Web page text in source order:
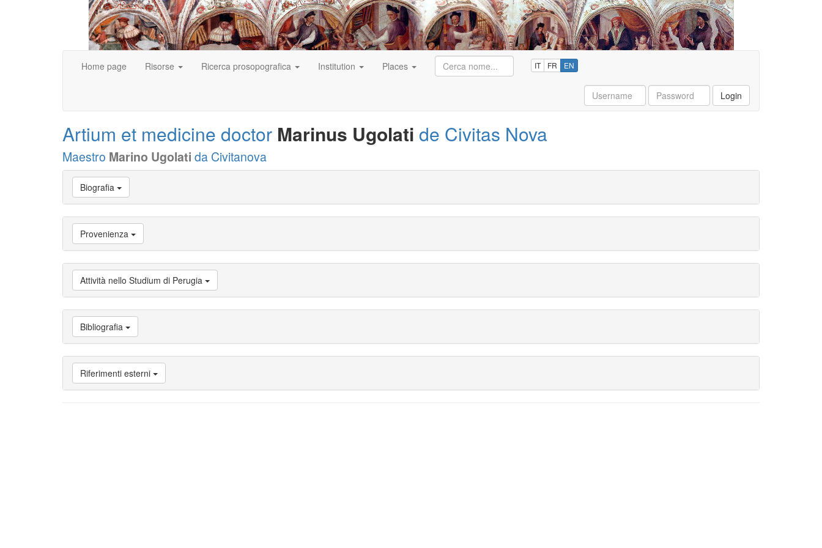
Home page Risorse Ricerca prosopografica Institution Places IT FR EN
Username Password Login
Artium et medicine doctor Marinus Ugolati de Civitas Nova
Maestro Marino Ugolati da Civitanova
Vai
Biografia
Provenienza
Vai
a
Carriera
studente
Vai
a
Attività
nello
Studium
di
Perugia
Vai
Biografia
Provenienza
Attività nello Studium di Perugia
Bibliografia
Riferimenti esterni